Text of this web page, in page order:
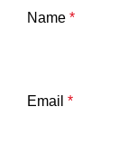
Name *
Email *